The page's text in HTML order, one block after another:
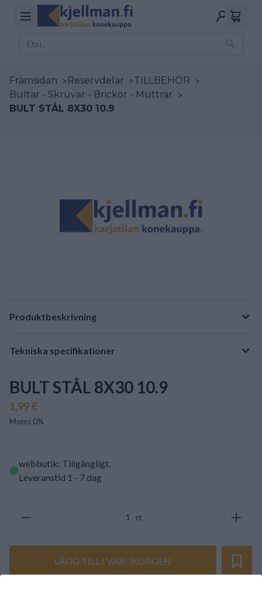
Framsidan >Reservdelar >TILLBEHÖR >
Bultar - Skruvar - Brickor - Muttrar >
BULT STÅL 8X30 10.9
Produktbeskrivning
Tekniska specifikationer
BULT STÅL 8X30 10.9
1,99 €
Moms 0%
webbutik: Tillgängligt.
Leveranstid 1 - 7 dag
st
LÄGG TILL I VARUKORGEN